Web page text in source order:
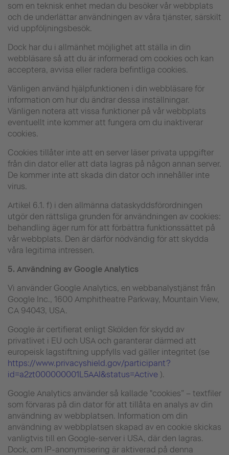
som en teknisk enhet medan du besöker vår webbplats
och de underlättar användningen av våra tjänster, särskilt
vid uppföljningsbesök.
Dock har du i allmänhet möjlighet att ställa in din
webbläsare så att du är informerad om cookies och kan
acceptera, avvisa eller radera befintliga cookies.
Vänligen använd hjälpfunktionen i din webbläsare för
information om hur du ändrar dessa inställningar.
Vänligen notera att vissa funktioner på vår webbplats
eventuellt inte kommer att fungera om du inaktiverar
cookies.
Cookies tillåter inte att en server läser privata uppgifter
från din dator eller att data lagras på någon annan server.
De kommer inte att skada din dator och innehåller inte
virus.
Artikel 6.1. f) i den allmänna dataskyddsförordningen
utgör den rättsliga grunden för användningen av cookies:
behandling äger rum för att förbättra funktionssättet på
vår webbplats. Den är därför nödvändig för att skydda
våra legitima intressen.
5. Användning av Google Analytics
Vi använder Google Analytics, en webbanalystjänst från
Google Inc., 1600 Amphitheatre Parkway, Mountain View,
CA 94043, USA.
Google är certifierat enligt Skölden för skydd av
privatlivet i EU och USA och garanterar därmed att
europeisk lagstiftning uppfylls vad gäller integritet (se
https://www.privacyshield.gov/participant?
id=a2zt000000001L5AAI&status=Active ).
Google Analytics använder så kallade "cookies” – textfiler
som förvaras på din dator för att tillåta en analys av din
användning av webbplatsen. Information om din
användning av webbplatsen skapad av en cookie skickas
vanligtvis till en Google-server i USA, där den lagras.
Dock, om IP-anonymisering är aktiverad på denna